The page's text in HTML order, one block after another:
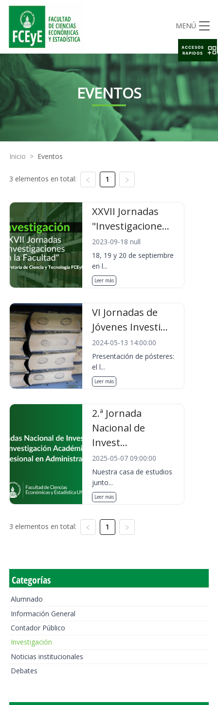
MENÚ
EVENTOS
Inicio > Eventos
3 elementos en total: 1
XXVII Jornadas
"Investigacione...
2023-09-18 null
18, 19 y 20 de septiembre
en l...
Leer más
VI Jornadas de
Jóvenes Investi...
2024-05-13 14:00:00
Presentación de pósteres:
el l...
Leer más
2.ª Jornada
Nacional de
Invest...
2025-05-07 09:00:00
Nuestra casa de estudios
junto...
Leer más
3 elementos en total: 1
Categorías
Alumnado
Información General
Contador Público
Investigación
Noticias institucionales
Debates
ACCESOS
RAPIDOS